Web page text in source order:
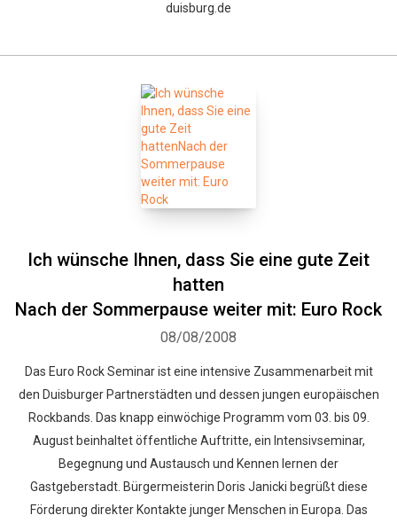
duisburg.de
Ich wünsche Ihnen, dass Sie eine gute Zeit
hatten
Nach der Sommerpause weiter mit: Euro Rock
08/08/2008
Das Euro Rock Seminar ist eine intensive Zusammenarbeit mit
den Duisburger Partnerstädten und dessen jungen europäischen
Rockbands. Das knapp einwöchige Programm vom 03. bis 09.
August beinhaltet öffentliche Auftritte, ein Intensivseminar,
Begegnung und Austausch und Kennen lernen der
Gastgeberstadt. Bürgermeisterin Doris Janicki begrüßt diese
Förderung direkter Kontakte junger Menschen in Europa. Das